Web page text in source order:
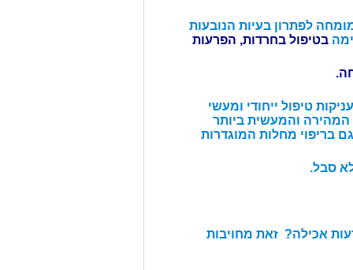
לפתרון בעיות הנובעות
בטיפול בחרדות, הפרעות
טיפול ייחודי ומעשי
המהירה והמעשית ביותר
בריפוי מחלות המוגדרות
סבל.
אכילה? זאת מחויבות